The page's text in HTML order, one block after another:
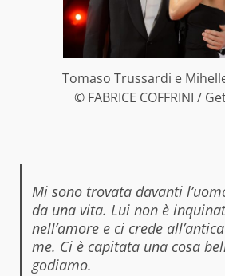
Tomaso Trussardi e
© FABRICE COFFRINI /
Mi sono trovata davanti
da una vita. Lui non è
nell’amore e ci crede
me. Ci è capitata una cosa
godiamo.